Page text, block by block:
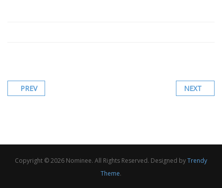
PREV NEXT
Copyright © 2026 Nominee. All Rights Reserved. Designed byTrendy
Theme.